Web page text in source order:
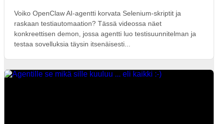
Voiko OpenClaw AI-agentti korvata Selenium-skriptit ja
raskaan testiautomaation? Tässä videossa näet
konkreettisen demon, jossa agentti luo testisuunnitelman ja
testaa sovelluksia täysin itsenäisesti...